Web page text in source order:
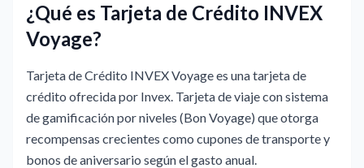
¿Qué es Tarjeta de Crédito INVEX
Voyage?
Tarjeta de Crédito INVEX Voyage es una tarjeta de
crédito ofrecida por Invex. Tarjeta de viaje con sistema
de gamificación por niveles (Bon Voyage) que otorga
recompensas crecientes como cupones de transporte y
bonos de aniversario según el gasto anual.